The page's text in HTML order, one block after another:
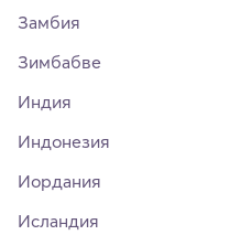
Замбия
Зимбабве
Индия
Индонезия
Иордания
Исландия